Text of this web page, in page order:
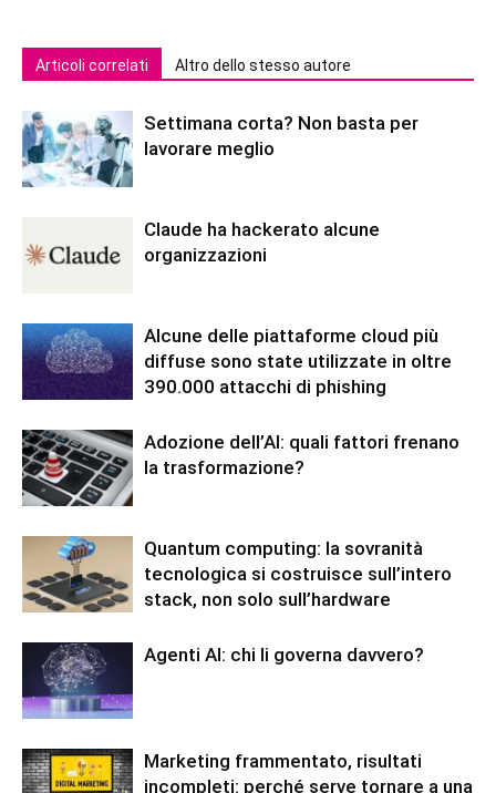
Articoli correlati Altro dello stesso autore
Settimana corta? Non basta per
lavorare meglio
Claude ha hackerato alcune
organizzazioni
Alcune delle piattaforme cloud più
diffuse sono state utilizzate in oltre
390.000 attacchi di phishing
Adozione dell’AI: quali fattori frenano
la trasformazione?
Quantum computing: la sovranità
tecnologica si costruisce sull’intero
stack, non solo sull’hardware
Agenti AI: chi li governa davvero?
Marketing frammentato, risultati
incompleti: perché serve tornare a una